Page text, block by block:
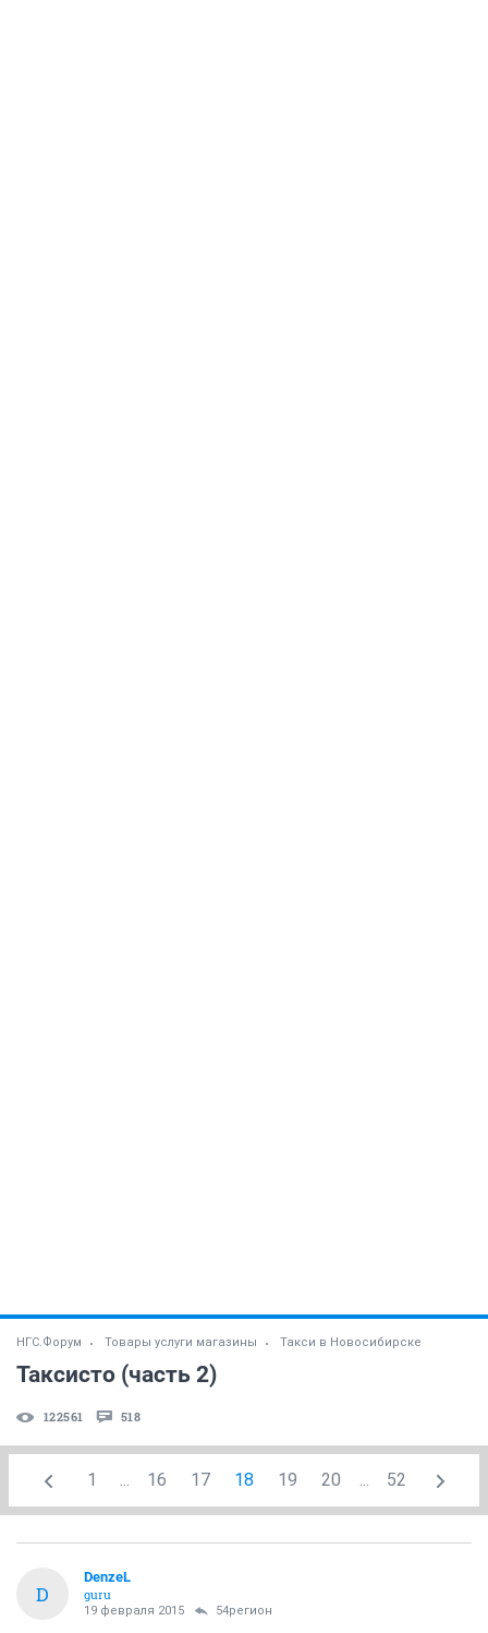
НГС.Форум Товары услуги магазины Такси в Новосибирске
Таксисто (часть 2)
122561 518
1 ... 16 17 18 19 20 ... 52
D
DenzeL
guru
19 февраля 2015 54регион